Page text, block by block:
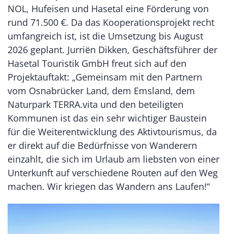
NOL, Hufeisen und Hasetal eine Förderung von
rund 71.500 €. Da das Kooperationsprojekt recht
umfangreich ist, ist die Umsetzung bis August
2026 geplant. Jurriën Dikken, Geschäftsführer der
Hasetal Touristik GmbH freut sich auf den
Projektauftakt: „Gemeinsam mit den Partnern
vom Osnabrücker Land, dem Emsland, dem
Naturpark TERRA.vita und den beteiligten
Kommunen ist das ein sehr wichtiger Baustein
für die Weiterentwicklung des Aktivtourismus, da
er direkt auf die Bedürfnisse von Wanderern
einzahlt, die sich im Urlaub am liebsten von einer
Unterkunft auf verschiedene Routen auf den Weg
machen. Wir kriegen das Wandern ans Laufen!“